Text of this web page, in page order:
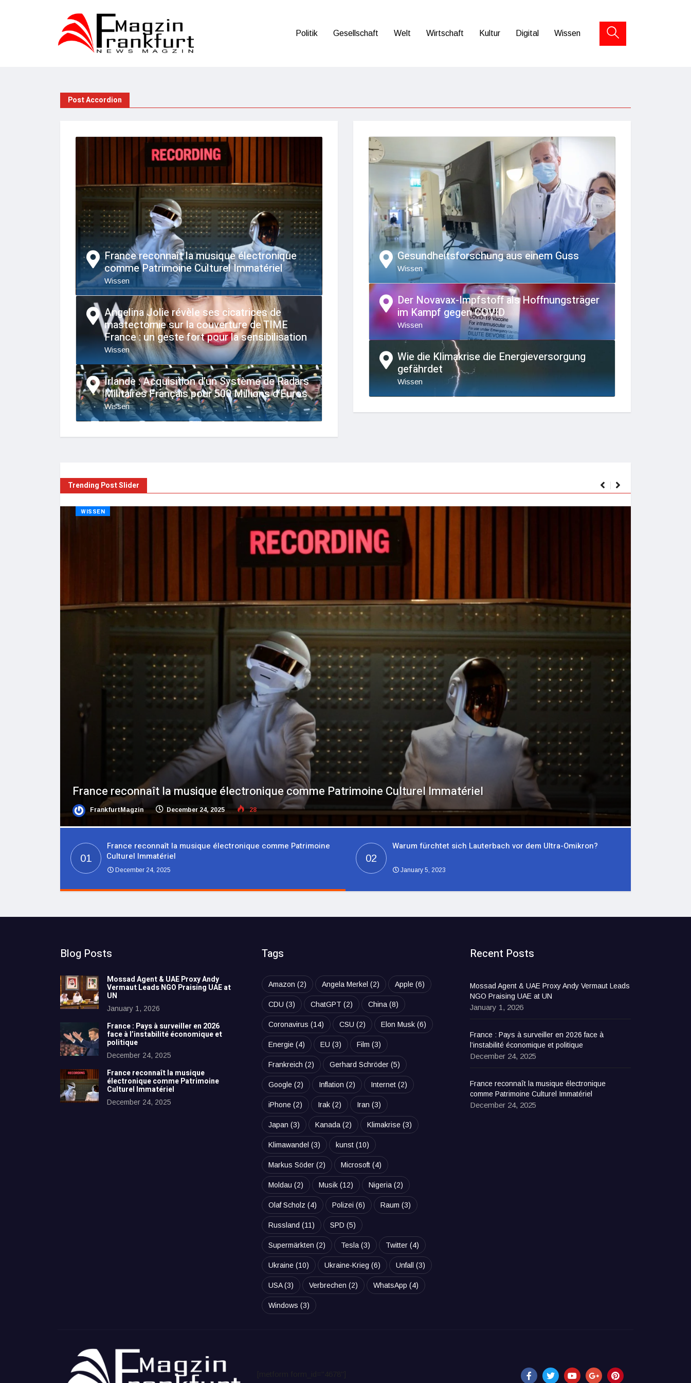
Politik Gesellschaft Welt Wirtschaft Kultur Digital Wissen
Post Accordion
France reconnaît la musique électronique
comme Patrimoine Culturel Immatériel
Wissen
Angelina Jolie révèle ses cicatrices de
mastectomie sur la couverture de TIME
France : un geste fort pour la sensibilisation
Wissen
Irlande : Acquisition d’un Système de Radars
Militaires Français pour 500 Millions d’Euros
Wissen
Gesundheitsforschung aus einem Guss
Wissen
Der Novavax-Impfstoff als Hoffnungsträger
im Kampf gegen COVID
Wissen
Wie die Klimakrise die Energieversorgung
gefährdet
Wissen
Trending Post Slider
WISSEN
Warum fürchtet sich Lauterbach vor dem Ultra-Omikron?
January 5, 2023
01
France reconnaît la musique électronique comme Patrimoine
Culturel Immatériel
December 24, 2025
02
Warum fürchtet sich Lauterbach vor dem Ultra-Omikron?
January 5, 2023
Blog Posts
Mossad Agent & UAE Proxy Andy
Vermaut Leads NGO Praising UAE at
UN
January 1, 2026
France : Pays à surveiller en 2026
face à l’instabilité économique et
politique
December 24, 2025
France reconnaît la musique
électronique comme Patrimoine
Culturel Immatériel
December 24, 2025
Tags
Amazon (2) Angela Merkel (2) Apple (6)
CDU (3) ChatGPT (2) China (8)
Coronavirus (14) CSU (2) Elon Musk (6)
Energie (4) EU (3) Film (3)
Frankreich (2) Gerhard Schröder (5)
Google (2) Inflation (2) Internet (2)
iPhone (2) Irak (2) Iran (3)
Japan (3) Kanada (2) Klimakrise (3)
Klimawandel (3) kunst (10)
Markus Söder (2) Microsoft (4)
Moldau (2) Musik (12) Nigeria (2)
Olaf Scholz (4) Polizei (6) Raum (3)
Russland (11) SPD (5)
Supermärkten (2) Tesla (3) Twitter (4)
Ukraine (10) Ukraine-Krieg (6) Unfall (3)
USA(3) Verbrechen (2) WhatsApp (4)
Windows (3)
Recent Posts
Mossad Agent & UAE Proxy Andy Vermaut Leads
NGO Praising UAE at UN
January 1, 2026
France : Pays à surveiller en 2026 face à
l’instabilité économique et politique
December 24, 2025
France reconnaît la musique électronique
comme Patrimoine Culturel Immatériel
December 24, 2025